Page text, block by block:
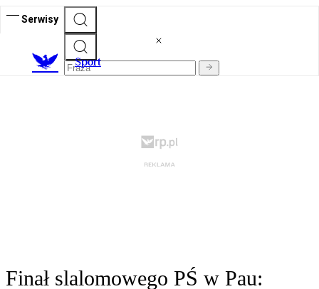
Serwisy
Sport
Finał slalomowego PŚ w Pau: